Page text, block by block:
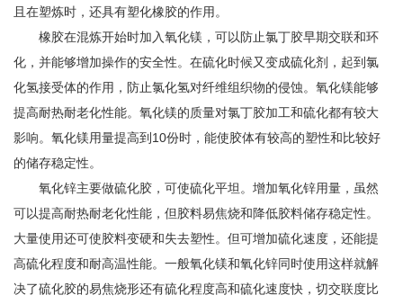
且在塑炼时，还具有塑化橡胶的作用。
橡胶在混炼开始时加入氧化镁，可以防止氯丁胶早期交联和环
化，并能够增加操作的安全性。在硫化时候又变成硫化剂，起到氯
化氢接受体的作用，防止氯化氢对纤维组织物的侵蚀。氧化镁能够
提高耐热耐老化性能。氧化镁的质量对氯丁胶加工和硫化都有较大
影响。氧化镁用量提高到10份时，能使胶体有较高的塑性和比较好
的储存稳定性。
氧化锌主要做硫化胶，可使硫化平坦。增加氧化锌用量，虽然
可以提高耐热耐老化性能，但胶料易焦烧和降低胶料储存稳定性。
大量使用还可使胶料变硬和失去塑性。但可增加硫化速度，还能提
高硫化程度和耐高温性能。一般氧化镁和氧化锌同时使用这样就解
决了硫化胶的易焦烧形还有硫化程度高和硫化速度快，切交联度比